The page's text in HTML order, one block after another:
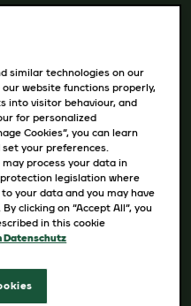
cremig-feinem
das
von
in 25
Typ
einfach: Je
Pulvers mit
similar technologies on our
website functions properly,
into visitor behaviour, and
for personalized
Cookies”, you can learn
your preferences.
process your data in
legislation where
your data and you may have
clicking on “Accept All”, you
in this cookie
Datenschutz